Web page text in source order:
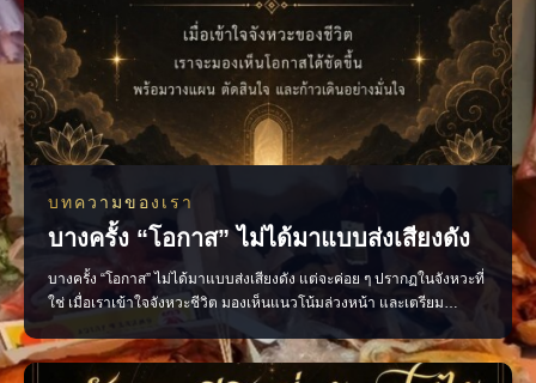
บทความของเรา
บางครั้ง “โอกาส” ไม่ได้มาแบบส่งเสียงดัง
บางครั้ง “โอกาส” ไม่ได้มาแบบส่งเสียงดัง แต่จะค่อย ๆ ปรากฏในจังหวะที่
ใช่ เมื่อเราเข้าใจจังหวะชีวิต มองเห็นแนวโน้มล่วงหน้า และเตรียม
ตัวอย่างมีสติ การตัดสินใจก็จะชัดเจนขึ้น พร้อมรับโอกาสใหม่ ๆ ด้วย
ความมั่นใจ เปิดมุมมองชีวิต ผ่านการทำนายและคำแนะนำที่ช่วยให้คุณ
วางแผนได้อย่างรอบคอบ ไสยะ ทำนาย ทายทัก เสน่ห